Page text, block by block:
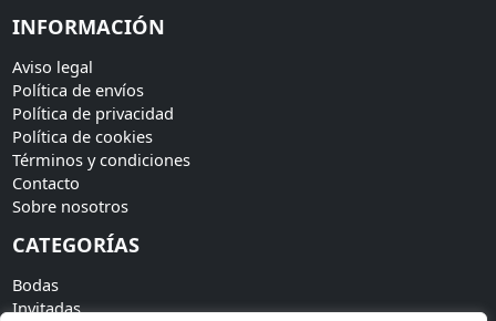
INFORMACIÓN
Aviso legal
Política de envíos
Política de privacidad
Política de cookies
Términos y condiciones
Contacto
Sobre nosotros
CATEGORÍAS
Bodas
Invitadas